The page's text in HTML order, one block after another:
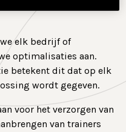
elk bedrijfof
optimalisaties aan.
betekent dit dat op elk
wordt gegeven.
voor het verzorgen van
van trainers